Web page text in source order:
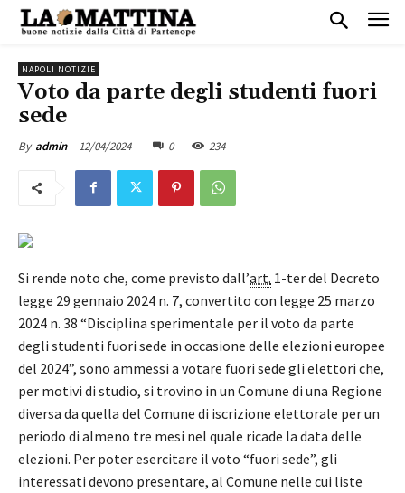
NAPOLI NOTIZIE
Voto da parte degli studenti fuori
sede
By admin 12/04/2024 0 234
Si rende noto che, come previsto dall’art. 1-ter del Decreto
legge 29 gennaio 2024 n. 7, convertito con legge 25 marzo
2024 n. 38 “Disciplina sperimentale per il voto da parte
degli studenti fuori sede in occasione delle elezioni europee
del 2024”, sono ammessi a votare fuori sede gli elettori che,
per motivi di studio, si trovino in un Comune di una Regione
diversa da quella del Comune di iscrizione elettorale per un
periodo di almeno tre mesi nel quale ricade la data delle
elezioni. Per poter esercitare il voto “fuori sede”, gli
interessati devono presentare, al Comune nelle cui liste